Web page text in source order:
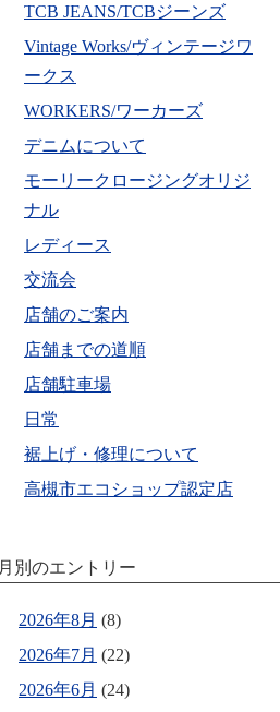
TCB JEANS/TCBジーンズ
Vintage Works/ヴィンテージワ
ークス
WORKERS/ワーカーズ
デニムについて
モーリークロージングオリジ
ナル
レディース
交流会
店舗のご案内
店舗までの道順
店舗駐車場
日常
裾上げ・修理について
高槻市エコショップ認定店
月別のエントリー
2026年8月 (8)
2026年7月 (22)
2026年6月 (24)